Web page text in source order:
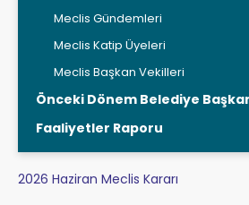
Meclis Gündemleri
Meclis Katip Üyeleri
Meclis Başkan Vekilleri
Önceki Dönem Belediye
Faaliyetler Raporu
2026 Haziran Meclis Kararı